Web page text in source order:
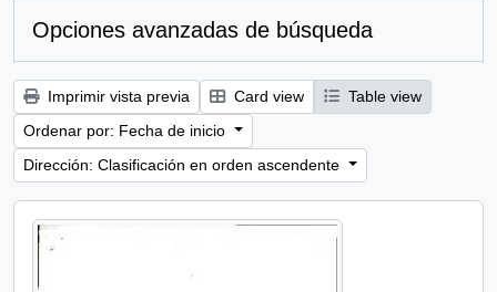
Opciones avanzadas de búsqueda
Imprimir vista previa Card view
Table view
Ordenar por: Fecha de inicio
Dirección: Clasificación en orden ascendente